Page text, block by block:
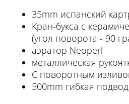
35mm испанский
Кран-букса с
(угол поворота - 90
аэратор Neoperl
металлическая
С поворотным
500mm гибкая